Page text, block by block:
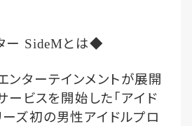
ー SideMとは◆
ンターテインメントが展開
ービスを開始した「アイド
ーズ初の男性アイドルプロ